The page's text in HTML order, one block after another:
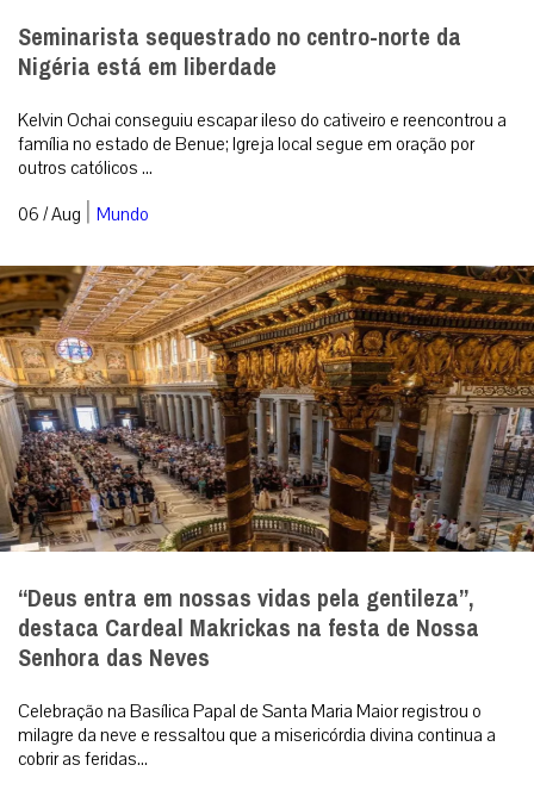
Seminarista sequestrado no centro-norte da
Nigéria está em liberdade
Kelvin Ochai conseguiu escapar ileso do cativeiro e reencontrou a
família no estado de Benue; Igreja local segue em oração por
outros católicos ...
06 / Aug | Mundo
“Deus entra em nossas vidas pela gentileza”,
destaca Cardeal Makrickas na festa de Nossa
Senhora das Neves
Celebração na Basílica Papal de Santa Maria Maior registrou o
milagre da neve e ressaltou que a misericórdia divina continua a
cobrir as feridas...